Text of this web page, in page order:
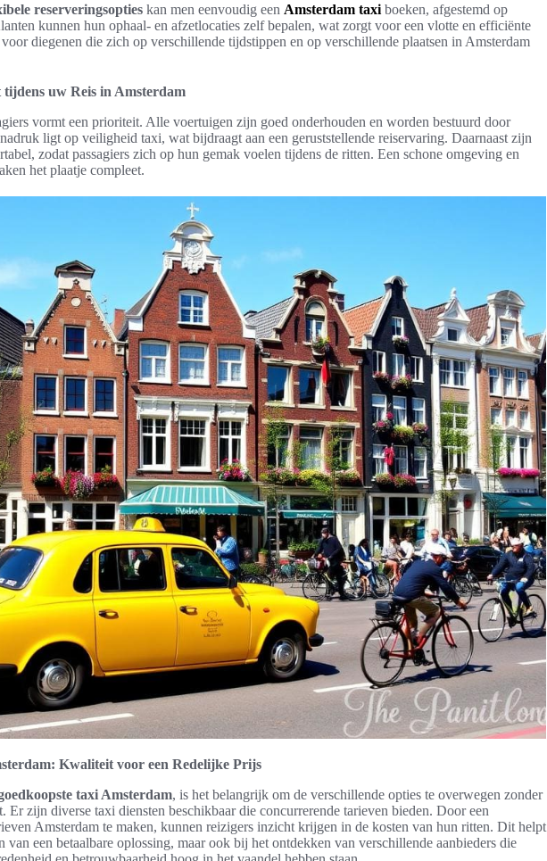
reserveringsopties kan men eenvoudig een Amsterdam taxi boeken, afgestemd op
kunnen hun ophaal- en afzetlocaties zelf bepalen, wat zorgt voor een vlotte en efficiënte
diegenen die zich op verschillende tijdstippen en op verschillende plaatsen in Amsterdam
uw Reis in Amsterdam
vormt een prioriteit. Alle voertuigen zijn goed onderhouden en worden bestuurd door
ligt op veiligheid taxi, wat bijdraagt aan een geruststellende reiservaring. Daarnaast zijn
zodat passagiers zich op hun gemak voelen tijdens de ritten. Een schone omgeving en
het plaatje compleet.
Kwaliteit voor een Redelijke Prijs
taxi Amsterdam, is het belangrijk om de verschillende opties te overwegen zonder
Er zijn diverse taxi diensten beschikbaar die concurrerende tarieven bieden. Door een
Amsterdam te maken, kunnen reizigers inzicht krijgen in de kosten van hun ritten. Dit helpt
van een betaalbare oplossing, maar ook bij het ontdekken van verschillende aanbieders die